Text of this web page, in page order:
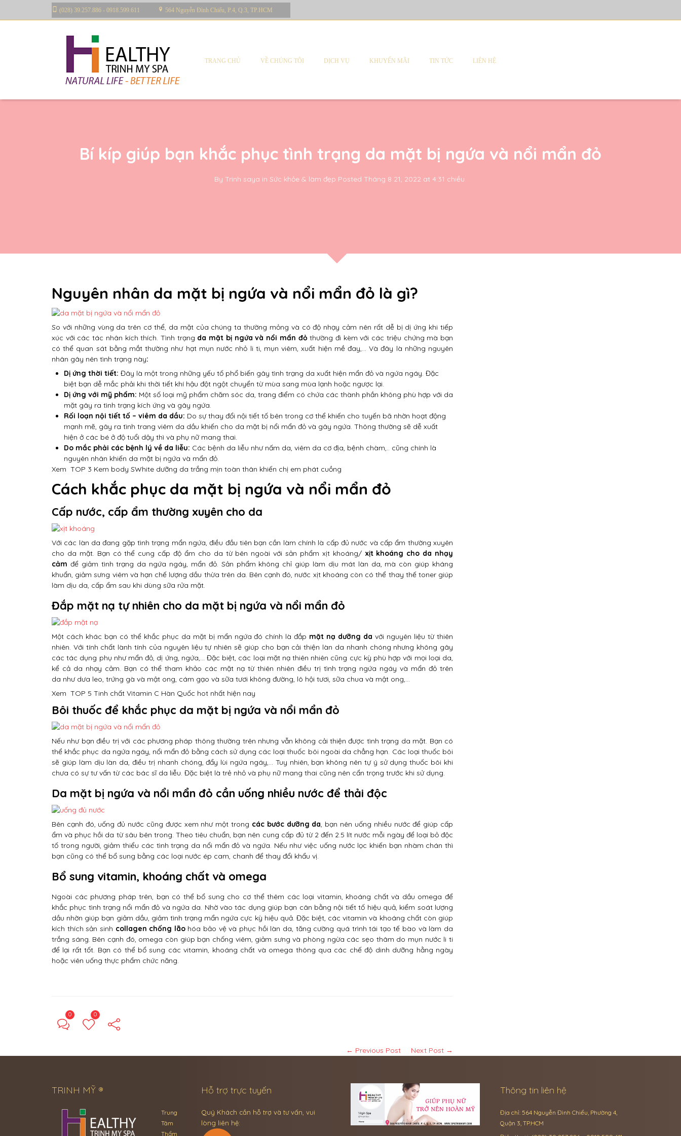
(028) 39.257.886 - 0918.599.611 564 Nguyễn Đình Chiểu, P.4, Q.3, TP.HCM
TRANG CHỦ VỀ CHÚNG TÔI DỊCH VỤ KHUYẾN MÃI TIN TỨC LIÊN HỆ
Bí kíp giúp bạn khắc phục tình trạng da mặt bị ngứa và nổi mẩn đỏ
By Trinh saya in Sức khỏe & làm đẹp Posted Tháng 8 21, 2022 at 4:31 chiều
Nguyên nhân da mặt bị ngứa và nổi mẩn đỏ là gì?
So với những vùng da trên cơ thể, da mặt của chúng ta thường mỏng và có độ nhạy cảm nên rất dễ bị dị ứng khi tiếp
xúc với các tác nhân kích thích. Tình trạng da mặt bị ngứa và nổi mẩn đỏthường đi kèm với các triệu chứng mà bạn
có thể quan sát bằng mắt thường như hạt mụn nước nhỏ li ti, mụn viêm, xuất hiện mề đay,… Và đây là những nguyên
nhân gây nên tình trạng này:
Dị ứng thời tiết: Đây là một trong những yếu tố phổ biến gây tình trạng da xuất hiện mẩn đỏ và ngứa ngáy. Đặc
biệt bạn dễ mắc phải khi thời tiết khí hậu đột ngột chuyển từ mùa sang mùa lạnh hoặc ngược lại.
Dị ứng với mỹ phẩm: Một số loại mỹ phẩm chăm sóc da, trang điểm có chứa các thành phần không phù hợp với da
mặt gây ra tình trạng kích ứng và gây ngứa.
Rối loạn nội tiết tố – viêm da dầu: Do sự thay đổi nội tiết tố bên trong cơ thể khiến cho tuyến bã nhờn hoạt động
mạnh mẽ, gây ra tình trang viêm da dầu khiến cho da mặt bị nổi mẩn đỏ và gây ngứa. Thông thường sẽ dễ xuất
hiện ở các bé ở độ tuổi dậy thì và phụ nữ mang thai.
Do mắc phải các bệnh lý về da liễu: Các bệnh da liễu như nấm da, viêm da cơ địa, bệnh chàm,.. cũng chính là
nguyên nhân khiến da mặt bị ngứa và mẩn đỏ.
Xem TOP 3 Kem body SWhite dưỡng da trắng mịn toàn thân khiến chị em phát cuồng
Cách khắc phục da mặt bị ngứa và nổi mẩn đỏ
Cấp nước, cấp ẩm thường xuyên cho da
Với các làn da đang gặp tình trạng mẩn ngứa, điều đầu tiên bạn cần làm chính là cấp đủ nước và cấp ẩm thường xuyên
cho da mặt. Bạn có thể cung cấp độ ẩm cho da từ bên ngoài với sản phẩm xịt khoáng/ xịt khoáng cho da nhạy
cảm để giảm tình trạng da ngứa ngáy, mẩn đỏ. Sản phẩm không chỉ giúp làm dịu mát làn da, mà còn giúp kháng
khuẩn, giảm sưng viêm và hạn chế lượng dầu thừa trên da. Bên cạnh đó, nước xịt khoáng còn có thể thay thế toner giúp
làm dịu da, cấp ẩm sau khi dùng sữa rửa mặt.
Đắp mặt nạ tự nhiên cho da mặt bị ngứa và nổi mẩn đỏ
Một cách khác bạn có thể khắc phục da mặt bị mẩn ngứa đó chính là đắp mặt nạ dưỡng da với nguyên liệu từ thiên
nhiên. Với tính chất lành tính của nguyên liệu tự nhiên sẽ giúp cho bạn cải thiện làn da nhanh chóng nhưng không gây
các tác dụng phụ như mẩn đỏ, dị ứng, ngứa,… Đặc biệt, các loại mặt nạ thiên nhiên cũng cực kỳ phù hợp với mọi loại da,
kể cả da nhạy cảm. Bạn có thể tham khảo các mặt nạ từ thiên nhiên điều trị tình trạng ngứa ngáy và mẩn đỏ trên
da như dưa leo, trứng gà và mật ong, cám gạo và sữa tươi không đường, lô hội tươi, sữa chua và mật ong,…
Xem TOP 5 Tinh chất Vitamin C Hàn Quốc hot nhất hiện nay
Bôi thuốc để khắc phục da mặt bị ngứa và nổi mẩn đỏ
Nếu như bạn điều trị với các phương pháp thông thường trên nhưng vẫn không cải thiện được tình trạng da mặt. Bạn có
thể khắc phục da ngứa ngáy, nổi mẩn đỏ bằng cách sử dụng các loại thuốc bôi ngoài da chẳng hạn. Các loại thuốc bôi
sẽ giúp làm dịu làn da, điều trị nhanh chóng, đẩy lùi ngứa ngáy,… Tuy nhiên, bạn không nên tự ý sử dụng thuốc bôi khi
chưa có sự tư vấn từ các bác sĩ da liễu. Đặc biệt là trẻ nhỏ và phụ nữ mang thai cũng nên cẩn trọng trước khi sử dụng.
Da mặt bị ngứa và nổi mẩn đỏ cần uống nhiều nước để thải độc
Bên cạnh đó, uống đủ nước cũng được xem như một trong các bước dưỡng da, bạn nên uống nhiều nước để giúp cấp
ẩm và phục hồi da từ sâu bên trong. Theo tiêu chuẩn, bạn nên cung cấp đủ từ 2 đến 2.5 lít nước mỗi ngày để loại bỏ độc
tố trong người, giảm thiểu các tình trạng da nổi mẩn đỏ và ngứa. Nếu như việc uống nước lọc khiến bạn nhàm chán thì
bạn cũng có thể bổ sung bằng các loại nước ép cam, chanh để thay đổi khẩu vị.
Bổ sung vitamin, khoáng chất và omega
Ngoài các phương pháp trên, bạn có thể bổ sung cho cơ thể thêm các loại vitamin, khoáng chất và dầu omega để
khắc phục tình trạng nổi mẩn đỏ và ngứa da. Nhờ vào tác dụng giúp bạn cân bằng nội tiết tố hiệu quả, kiểm soát lượng
dầu nhờn giúp bạn giảm dầu, giảm tình trạng mẩn ngứa cực kỳ hiệu quả. Đặc biệt, các vitamin và khoáng chất còn giúp
kích thích sản sinh collagen chống lãohóa bảo vệ và phục hồi làn da, tăng cường quá trình tái tạo tế bào và làm da
trắng sáng. Bên cạnh đó, omega còn giúp bạn chống viêm, giảm sưng và phòng ngừa các sẹo thâm do mụn nước li ti
để lại rất tốt. Bạn có thể bổ sung các vitamin, khoáng chất và omega thông qua các chế độ dinh dưỡng hằng ngày
hoặc viên uống thực phẩm chức năng.
0 0
← Previous Post Next Post →
TRINH MỸ ®
Trung
Tâm
Thẩm
Hỗ trợ trực tuyến
Quý Khách cần hỗ trợ và tư vấn, vui
lòng liên hệ:
Thông tin liên hệ
Địa chỉ: 564 Nguyễn Đình Chiểu, Phường 4,
Quận 3, TP.HCM